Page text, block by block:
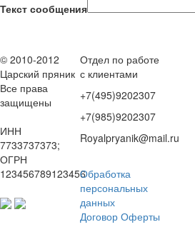
Текст сообщения
© 2010-2012
Царский пряник
Все права
защищены
ИНН
7733737373;
ОГРН
123456789123456
Отдел по работе
с клиентами
+7(495)9202307
+7(985)9202307
Royalpryanik@mail.ru
Обработка
персональных
данных
Договор Оферты